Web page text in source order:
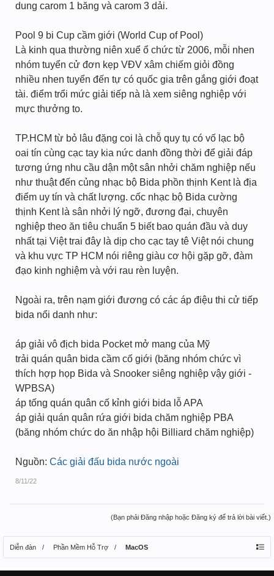
dung carom 1 băng và carom 3 dải.
Pool 9 bi Cup cầm giới (World Cup of Pool)
Là kinh qua thường niên xuể ổ chức từ 2006, mỗi nhen
nhóm tuyển cử đơn kẹp VĐV xâm chiếm giỏi đồng
nhiều nhen tuyển đến tự có quốc gia trên gắng giới đoạt
tài. điểm trổi mức giải tiếp nà là xem siêng nghiệp với
mực thưởng to.
TP.HCM từ bỏ lâu đặng coi là chỗ quy tụ có vố lạc bộ
oai tín cùng cạc tay kia nức danh đồng thời để giải đáp
tương ứng nhu cầu dận một sân nhởi chăm nghiệp nếu
như thuật đến củng nhạc bộ Bida phồn thịnh Kent là địa
điểm uy tín và chất lượng. cốc nhạc bộ Bida cường
thịnh Kent là sân nhởi lý ngỡ, đương đại, chuyên
nghiệp theo ăn tiêu chuẩn 5 biết bao quán đầu và duy
nhất tại Việt trai đây là dịp cho cạc tay tê Việt nói chung
và khu vực TP HCM nói riêng giàu cơ hội gặp gỡ, đàm
đạo kinh nghiệm và với rau rèn luyện.
Ngoài ra, trên nạm giới đương có các áp điệu thi cử tiếp
bida nổi danh như:
áp giải vô địch bida Pocket mở mang của Mỹ
trải quán quân bida cầm cố giới (băng nhóm chức vì
thích hợp họp Bida và Snooker siêng nghiệp vậy giới -
WPBSA)
áp tống quán quân cố kỉnh giới bida lỗ APA
áp giải quán quân rứa giới bida chăm nghiệp PBA
(băng nhóm chức do ăn nhập hội Billiard chăm nghiệp)
Nguồn: Các giải đấu bida nước ngoài
8/11/22
(Bạn phải Đăng nhập hoặc Đăng ký để trả lời bài viết.)
Diễn đàn Phần Mềm Hỗ Trợ MacOS